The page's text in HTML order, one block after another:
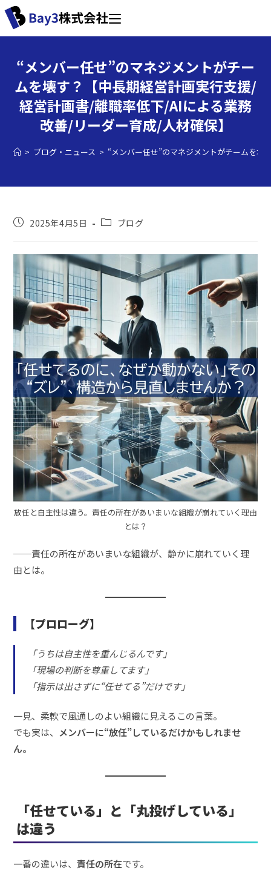
“メンバー任せ”のマネジメントがチー
ムを壊す？【中長期経営計画実行支援/
経営計画書/離職率低下/AIによる業務
改善/リーダー育成/人材確保】
> ブログ・ニュース > “メンバー任せ”のマネジメントがチームを
2025年4月5日 ブログ
放任と自主性は違う。責任の所在があいまいな組織が崩れていく理由
とは？
──責任の所在があいまいな組織が、静かに崩れていく理
由とは。
【プロローグ】
「うちは自主性を重んじるんです」
「現場の判断を尊重してます」
「指示は出さずに“任せてる”だけです」
一見、柔軟で風通しのよい組織に見えるこの言葉。
でも実は、 メンバーに“放任”しているだけかもしれませ
ん。
「任せている」と「丸投げしている」
は違う
一番の違いは、責任の所在です。